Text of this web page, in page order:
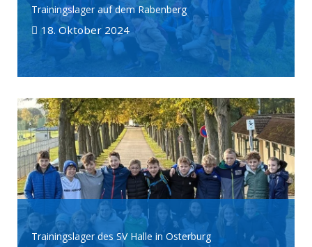
Trainingslager auf dem Rabenberg
18. Oktober 2024
Trainingslager des SV Halle in Osterburg